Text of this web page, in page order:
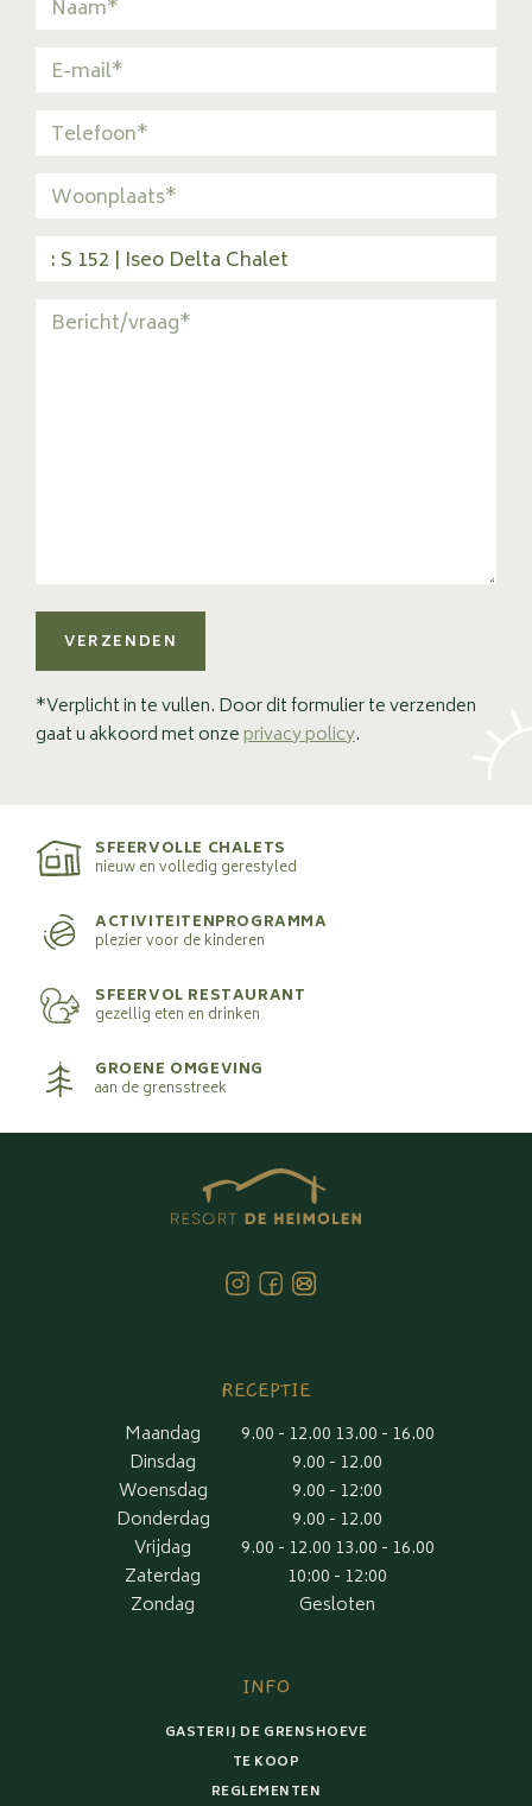
VERZENDEN
*Verplicht in te vullen. Door dit formulier te verzenden
gaat u akkoord met onze privacy policy.
SFEERVOLLE CHALETS
nieuw en volledig gerestyled
ACTIVITEITENPROGRAMMA
plezier voor de kinderen
SFEERVOL RESTAURANT
gezellig eten en drinken
GROENE OMGEVING
aan de grensstreek
RECEPTIE
Maandag
9.00 - 12.00 13.00 - 16.00
Dinsdag
9.00 - 12.00
Woensdag
9.00 - 12:00
Donderdag
9.00 - 12.00
Vrijdag
9.00 - 12.00 13.00 - 16.00
Zaterdag
10:00 - 12:00
Zondag
Gesloten
INFO
GASTERIJ DE GRENSHOEVE
TE KOOP
REGLEMENTEN